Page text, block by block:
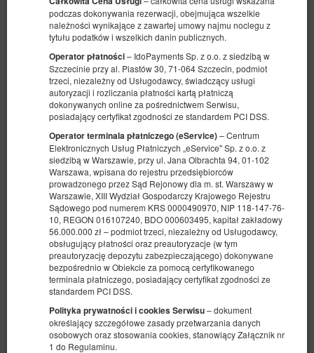
podczas dokonywania rezerwacji, obejmująca wszelkie
należności wynikające z zawartej umowy najmu noclegu z
tytułu podatków i wszelkich danin publicznych.
Operator płatności– IdoPayments Sp. z o.o. z siedzibą w
Szczecinie przy al. Piastów 30, 71-064 Szczecin, podmiot
trzeci, niezależny od Usługodawcy, świadczący usługi
autoryzacji i rozliczania płatności kartą płatniczą
dokonywanych online za pośrednictwem Serwisu,
posiadający certyfikat zgodności ze standardem PCI DSS.
Operator terminala płatniczego (eService)– Centrum
Elektronicznych Usług Płatniczych „eService" Sp. z o.o. z
siedzibą w Warszawie, przy ul. Jana Olbrachta 94, 01-102
Warszawa, wpisana do rejestru przedsiębiorców
prowadzonego przez Sąd Rejonowy dla m. st. Warszawy w
Warszawie, XIII Wydział Gospodarczy Krajowego Rejestru
Sądowego pod numerem KRS 0000490970, NIP 118-147-76-
10, REGON 016107240, BDO 000603495, kapitał zakładowy
56.000.000 zł – podmiot trzeci, niezależny od Usługodawcy,
obsługujący płatności oraz preautoryzacje (w tym
preautoryzację depozytu zabezpieczającego) dokonywane
bezpośrednio w Obiekcie za pomocą certyfikowanego
terminala płatniczego, posiadający certyfikat zgodności ze
standardem PCI DSS.
Polityka prywatności i cookies Serwisu– dokument
określający szczegółowe zasady przetwarzania danych
osobowych oraz stosowania cookies, stanowiący Załącznik nr
1 do Regulaminu.
Apartament
Dostępna liczba: 1
2 osoby + 1
pow. 28,00 m2
1 sypialnia
1 łóżko pojedyncze (Single), 1 bardzo duże łóżko podwójne (King)
506,92 zł
2 osoby / 1 noc
Udostępnij Szczegóły Dostępność
Pokaż oferty